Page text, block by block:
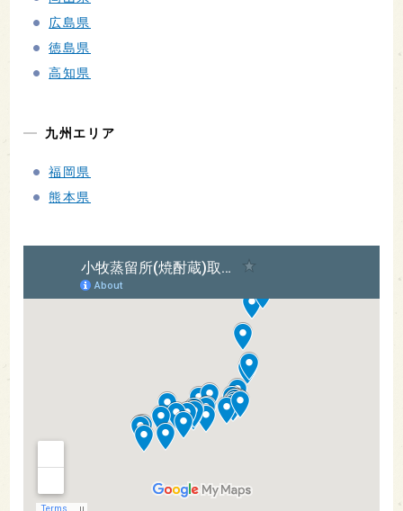
広島県
徳島県
高知県
九州エリア
福岡県
熊本県